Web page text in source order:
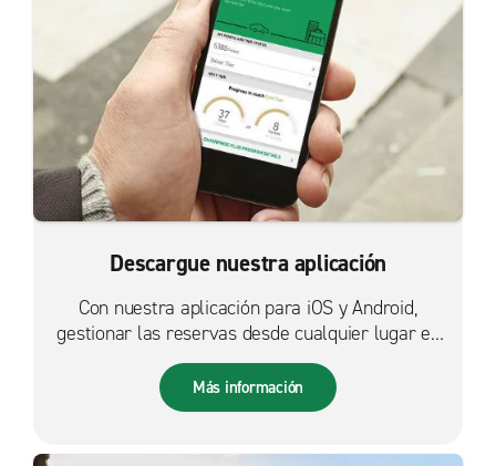
Descargue nuestra aplicación
Con nuestra aplicación para iOS y Android,
gestionar las reservas desde cualquier lugar es
más fácil que nunca.
Más información